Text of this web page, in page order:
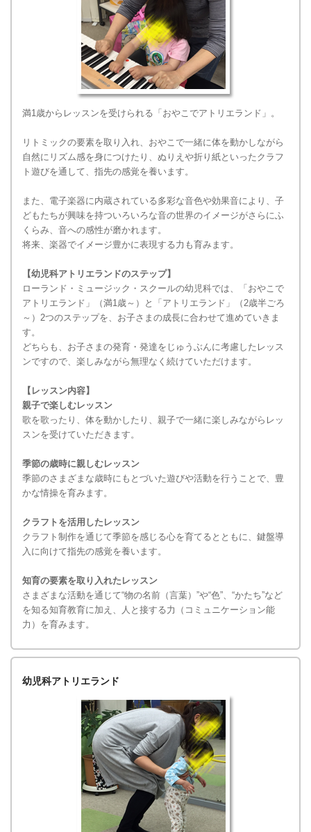
満1歳からレッスンを受けられる「おやこでアトリエランド」。
リトミックの要素を取り入れ、おやこで一緒に体を動かしながら
自然にリズム感を身につけたり、ぬりえや折り紙といったクラフ
ト遊びを通して、指先の感覚を養います。
また、電子楽器に内蔵されている多彩な音色や効果音により、子
どもたちが興味を持ついろいろな音の世界のイメージがさらにふ
くらみ、音への感性が磨かれます。
将来、楽器でイメージ豊かに表現する力も育みます。
【幼児科アトリエランドのステップ】
ローランド・ミュージック・スクールの幼児科では、「おやこで
アトリエランド」（満1歳～）と「アトリエランド」（2歳半ごろ
～）2つのステップを、お子さまの成長に合わせて進めていきま
す。
どちらも、お子さまの発育・発達をじゅうぶんに考慮したレッス
ンですので、楽しみながら無理なく続けていただけます。
【レッスン内容】
親子で楽しむレッスン
歌を歌ったり、体を動かしたり、親子で一緒に楽しみながらレッ
スンを受けていただきます。
季節の歳時に親しむレッスン
季節のさまざまな歳時にもとづいた遊びや活動を行うことで、豊
かな情操を育みます。
クラフトを活用したレッスン
クラフト制作を通じて季節を感じる心を育てるとともに、鍵盤導
入に向けて指先の感覚を養います。
知育の要素を取り入れたレッスン
さまざまな活動を通じて“物の名前（言葉）”や“色”、“かたち”など
を知る知育教育に加え、人と接する力（コミュニケーション能
力）を育みます。
幼児科アトリエランド